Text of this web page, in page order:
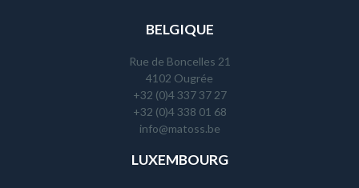
BELGIQUE
Rue de Boncelles 21
4102 Ougrée
+32 (0)4 337 37 27
+32 (0)4 338 01 68
info@matoss.be
LUXEMBOURG